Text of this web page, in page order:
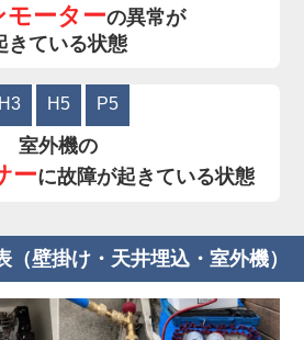
モーターの異常が
きている状態
H3 H5 P5
室外機の
ーに故障が起きている状態
壁掛け・天井埋込・室外機）